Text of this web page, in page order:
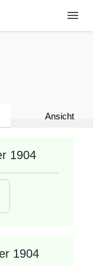
menu
Ansicht
1904
1904